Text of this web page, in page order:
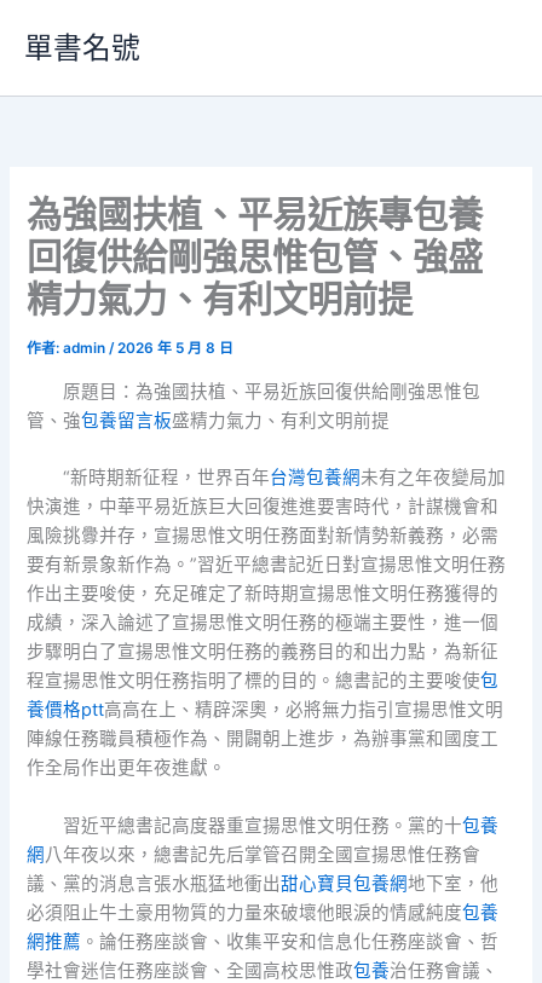
要
單書名號
為強國扶植、平易近族專包養
回復供給剛強思惟包管、強盛
精力氣力、有利文明前提
作者:admin/2026 年 5 月 8 日
原題目：為強國扶植、平易近族回復供給剛強思惟包
管、強包養留言板盛精力氣力、有利文明前提
“新時期新征程，世界百年台灣包養網未有之年夜變局加
快演進，中華平易近族巨大回復進進要害時代，計謀機會和
風險挑釁并存，宣揚思惟文明任務面對新情勢新義務，必需
要有新景象新作為。”習近平總書記近日對宣揚思惟文明任務
作出主要唆使，充足確定了新時期宣揚思惟文明任務獲得的
成績，深入論述了宣揚思惟文明任務的極端主要性，進一個
步驟明白了宣揚思惟文明任務的義務目的和出力點，為新征
程宣揚思惟文明任務指明了標的目的。總書記的主要唆使包
養價格ptt高高在上、精辟深奧，必將無力指引宣揚思惟文明
陣線任務職員積極作為、開闢朝上進步，為辦事黨和國度工
作全局作出更年夜進獻。
習近平總書記高度器重宣揚思惟文明任務。黨的十包養
網 八年夜以來，總書記先后掌管召開全國宣揚思惟任務會
議、黨的消息言張水瓶猛地衝出甜心寶貝包養網地下室，他
必須阻止牛土豪用物質的力量來破壞他眼淚的情感純度包養
網推薦 。論任務座談會、收集平安和信息化任務座談會、哲
學社會迷信任務座談會、全國高校思惟政包養治任務會議、